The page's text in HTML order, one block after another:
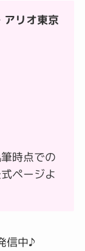
アリオ東京
時点での
ページよ
信中♪